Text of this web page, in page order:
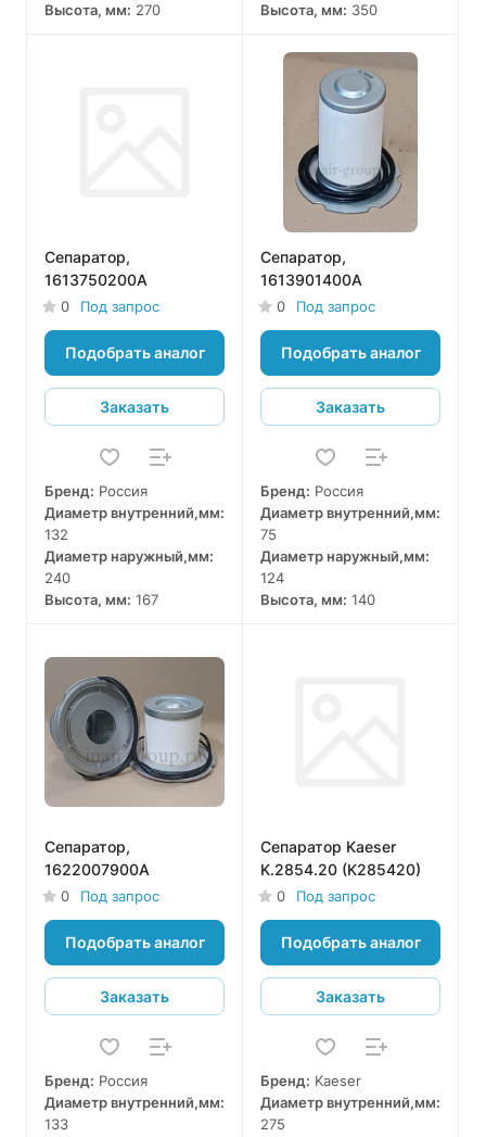
Высота, мм: 270
Высота, мм: 350
Сепаратор,
1613750200A
0 Под запрос
Подобрать аналог
Заказать
Бренд: Россия
Диаметр внутренний,мм:
132
Диаметр наружный,мм:
240
Высота, мм: 167
Сепаратор,
1613901400A
0 Под запрос
Подобрать аналог
Заказать
Бренд: Россия
Диаметр внутренний,мм:
75
Диаметр наружный,мм:
124
Высота, мм: 140
Сепаратор,
1622007900A
0 Под запрос
Подобрать аналог
Заказать
Бренд: Россия
Диаметр внутренний,мм:
133
Сепаратор Kaeser
K.2854.20 (K285420)
0 Под запрос
Подобрать аналог
Заказать
Бренд: Kaeser
Диаметр внутренний,мм:
275